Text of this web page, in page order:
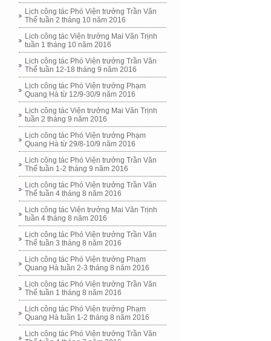
Lịch công tác Phó Viện trưởng Trần Văn
Thể tuần 2 tháng 10 năm 2016
Lịch công tác Viện trưởng Mai Văn Trịnh
tuần 1 tháng 10 năm 2016
Lịch công tác Phó Viện trưởng Trần Văn
Thể tuần 12-18 tháng 9 năm 2016
Lịch công tác Phó Viện trưởng Phạm
Quang Hà từ 12/9-30/9 năm 2016
Lịch công tác Viện trưởng Mai Văn Trịnh
tuần 2 tháng 9 năm 2016
Lịch công tác Phó Viện trưởng Phạm
Quang Hà từ 29/8-10/9 năm 2016
Lịch công tác Phó Viện trưởng Trần Văn
Thể tuần 1-2 tháng 9 năm 2016
Lịch công tác Phó Viện trưởng Trần Văn
Thể tuần 4 tháng 8 năm 2016
Lịch công tác Viện trưởng Mai Văn Trịnh
tuần 4 tháng 8 năm 2016
Lịch công tác Phó Viện trưởng Trần Văn
Thể tuần 3 tháng 8 năm 2016
Lịch công tác Phó Viện trưởng Phạm
Quang Hà tuần 2-3 tháng 8 năm 2016
Lịch công tác Phó Viện trưởng Trần Văn
Thể tuần 1 tháng 8 năm 2016
Lịch công tác Phó Viện trưởng Phạm
Quang Hà tuần 1-2 tháng 8 năm 2016
Lịch công tác Phó Viện trưởng Trần Văn